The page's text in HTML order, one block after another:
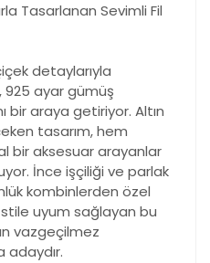
Tasarlanan Sevimli Fil
detaylarıyla
ayar gümüş
bir araya getiriyor. Altın
tasarım, hem
bir aksesuar arayanlar
İnce işçiliği ve parlak
kombinlerden özel
stile uyum sağlayan bu
vazgeçilmez
adaydır.